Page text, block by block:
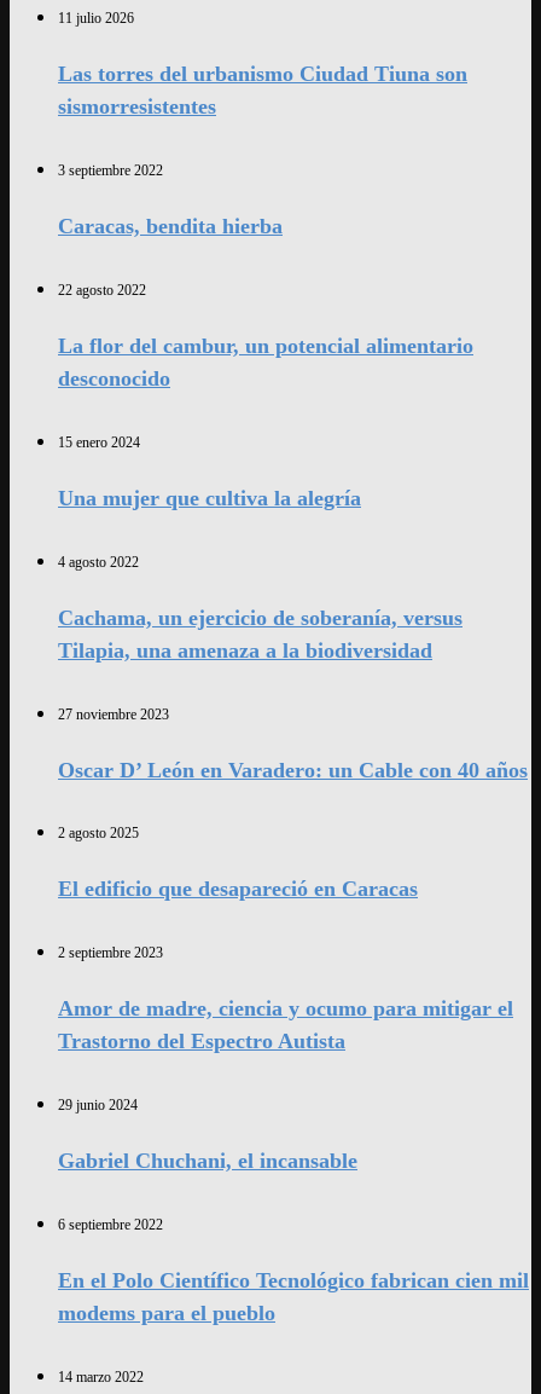
11 julio 2026
Las torres del urbanismo Ciudad Tiuna son
sismorresistentes
3 septiembre 2022
Caracas, bendita hierba
22 agosto 2022
La flor del cambur, un potencial alimentario
desconocido
15 enero 2024
Una mujer que cultiva la alegría
4 agosto 2022
Cachama, un ejercicio de soberanía, versus
Tilapia, una amenaza a la biodiversidad
27 noviembre 2023
Oscar D’ León en Varadero: un Cable con 40 años
2 agosto 2025
El edificio que desapareció en Caracas
2 septiembre 2023
Amor de madre, ciencia y ocumo para mitigar el
Trastorno del Espectro Autista
29 junio 2024
Gabriel Chuchani, el incansable
6 septiembre 2022
En el Polo Científico Tecnológico fabrican cien mil
modems para el pueblo
14 marzo 2022